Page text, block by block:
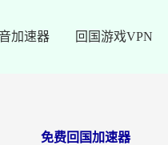
加速器 回国游戏VPN
免费回国加速器